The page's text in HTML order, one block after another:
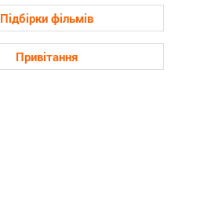
Підбірки фільмів
Привітання